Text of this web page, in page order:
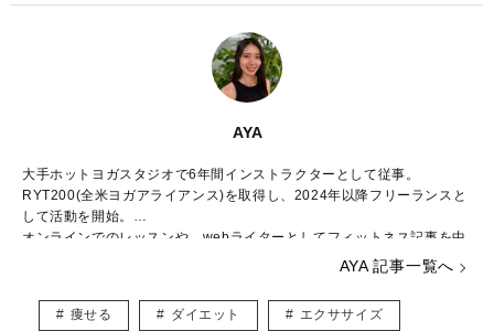
AYA
大手ホットヨガスタジオで6年間インストラクターとして従事。
RYT200(全米ヨガアライアンス)を取得し、2024年以降フリーランスと
して活動を開始。
オンラインでのレッスンや、webライターとしてフィットネス記事を中
にヨガの良さをわかりやすく伝えることを目指している。
AYA 記事一覧へ
痩せる ダイエット エクササイズ